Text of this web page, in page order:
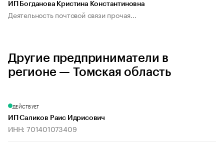
ИП Богданова Кристина Константиновна
Деятельность почтовой связи прочая...
Другие предприниматели в
регионе — Томская область
ДЕЙСТВУЕТ
ИП Саликов Раис Идрисович
ИНН: 701401073409